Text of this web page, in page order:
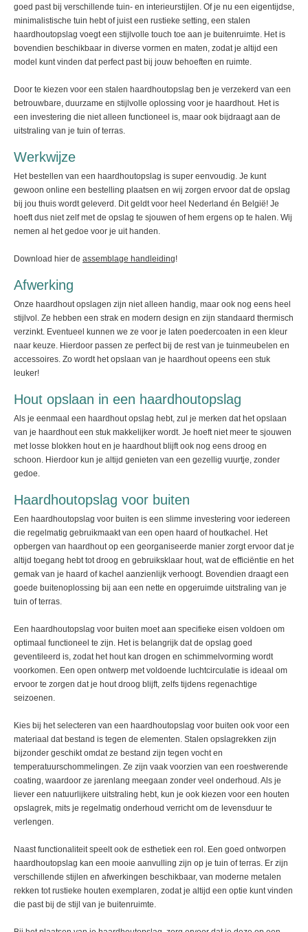
goed past bij verschillende tuin- en interieurstijlen. Of je nu een eigentijdse,
minimalistische tuin hebt of juist een rustieke setting, een stalen
haardhoutopslag voegt een stijlvolle touch toe aan je buitenruimte. Het is
bovendien beschikbaar in diverse vormen en maten, zodat je altijd een
model kunt vinden dat perfect past bij jouw behoeften en ruimte.
Door te kiezen voor een stalen haardhoutopslag ben je verzekerd van een
betrouwbare, duurzame en stijlvolle oplossing voor je haardhout. Het is
een investering die niet alleen functioneel is, maar ook bijdraagt aan de
uitstraling van je tuin of terras.
Werkwijze
Het bestellen van een haardhoutopslag is super eenvoudig. Je kunt
gewoon online een bestelling plaatsen en wij zorgen ervoor dat de opslag
bij jou thuis wordt geleverd. Dit geldt voor heel Nederland én België! Je
hoeft dus niet zelf met de opslag te sjouwen of hem ergens op te halen. Wij
nemen al het gedoe voor je uit handen.
Download hier de assemblage handleiding!
Afwerking
Onze haardhout opslagen zijn niet alleen handig, maar ook nog eens heel
stijlvol. Ze hebben een strak en modern design en zijn standaard thermisch
verzinkt. Eventueel kunnen we ze voor je laten poedercoaten in een kleur
naar keuze. Hierdoor passen ze perfect bij de rest van je tuinmeubelen en
accessoires. Zo wordt het opslaan van je haardhout opeens een stuk
leuker!
Hout opslaan in een haardhoutopslag
Als je eenmaal een haardhout opslag hebt, zul je merken dat het opslaan
van je haardhout een stuk makkelijker wordt. Je hoeft niet meer te sjouwen
met losse blokken hout en je haardhout blijft ook nog eens droog en
schoon. Hierdoor kun je altijd genieten van een gezellig vuurtje, zonder
gedoe.
Haardhoutopslag voor buiten
Een haardhoutopslag voor buiten is een slimme investering voor iedereen
die regelmatig gebruikmaakt van een open haard of houtkachel. Het
opbergen van haardhout op een georganiseerde manier zorgt ervoor dat je
altijd toegang hebt tot droog en gebruiksklaar hout, wat de efficiëntie en het
gemak van je haard of kachel aanzienlijk verhoogt. Bovendien draagt een
goede buitenoplossing bij aan een nette en opgeruimde uitstraling van je
tuin of terras.
Een haardhoutopslag voor buiten moet aan specifieke eisen voldoen om
optimaal functioneel te zijn. Het is belangrijk dat de opslag goed
geventileerd is, zodat het hout kan drogen en schimmelvorming wordt
voorkomen. Een open ontwerp met voldoende luchtcirculatie is ideaal om
ervoor te zorgen dat je hout droog blijft, zelfs tijdens regenachtige
seizoenen.
Kies bij het selecteren van een haardhoutopslag voor buiten ook voor een
materiaal dat bestand is tegen de elementen. Stalen opslagrekken zijn
bijzonder geschikt omdat ze bestand zijn tegen vocht en
temperatuurschommelingen. Ze zijn vaak voorzien van een roestwerende
coating, waardoor ze jarenlang meegaan zonder veel onderhoud. Als je
liever een natuurlijkere uitstraling hebt, kun je ook kiezen voor een houten
opslagrek, mits je regelmatig onderhoud verricht om de levensduur te
verlengen.
Naast functionaliteit speelt ook de esthetiek een rol. Een goed ontworpen
haardhoutopslag kan een mooie aanvulling zijn op je tuin of terras. Er zijn
verschillende stijlen en afwerkingen beschikbaar, van moderne metalen
rekken tot rustieke houten exemplaren, zodat je altijd een optie kunt vinden
die past bij de stijl van je buitenruimte.